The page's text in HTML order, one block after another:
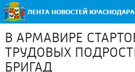
В АРМАВИРЕ
ТРУДОВЫХ
БРИГАД